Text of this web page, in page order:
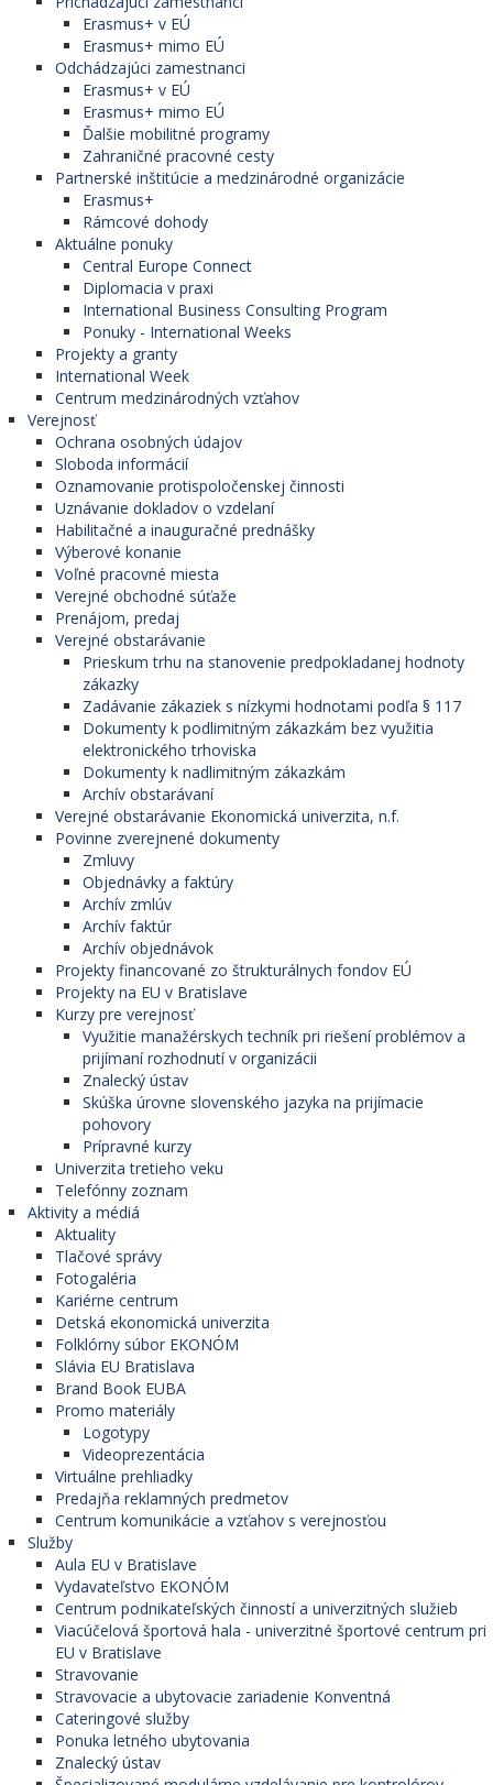
Erasmus+ v EÚ
Erasmus+ mimo EÚ
Odchádzajúci zamestnanci
Erasmus+ v EÚ
Erasmus+ mimo EÚ
Ďalšie mobilitné programy
Zahraničné pracovné cesty
Partnerské inštitúcie a medzinárodné organizácie
Erasmus+
Rámcové dohody
Aktuálne ponuky
Central Europe Connect
Diplomacia v praxi
International Business Consulting Program
Ponuky - International Weeks
Projekty a granty
International Week
Centrum medzinárodných vzťahov
Verejnosť
Ochrana osobných údajov
Sloboda informácií
Oznamovanie protispoločenskej činnosti
Uznávanie dokladov o vzdelaní
Habilitačné a inauguračné prednášky
Výberové konanie
Voľné pracovné miesta
Verejné obchodné súťaže
Prenájom, predaj
Verejné obstarávanie
Prieskum trhu na stanovenie predpokladanej hodnoty
zákazky
Zadávanie zákaziek s nízkymi hodnotami podľa § 117
Dokumenty k podlimitným zákazkám bez využitia
elektronického trhoviska
Dokumenty k nadlimitným zákazkám
Archív obstarávaní
Verejné obstarávanie Ekonomická univerzita, n.f.
Povinne zverejnené dokumenty
Zmluvy
Objednávky a faktúry
Archív zmlúv
Archív faktúr
Archív objednávok
Projekty financované zo štrukturálnych fondov EÚ
Projekty na EU v Bratislave
Kurzy pre verejnosť
Využitie manažérskych techník pri riešení problémov a
prijímaní rozhodnutí v organizácii
Znalecký ústav
Skúška úrovne slovenského jazyka na prijímacie
pohovory
Prípravné kurzy
Univerzita tretieho veku
Telefónny zoznam
Aktivity a médiá
Aktuality
Tlačové správy
Fotogaléria
Kariérne centrum
Detská ekonomická univerzita
Folklórny súbor EKONÓM
Slávia EU Bratislava
Brand Book EUBA
Promo materiály
Logotypy
Videoprezentácia
Virtuálne prehliadky
Predajňa reklamných predmetov
Centrum komunikácie a vzťahov s verejnosťou
Služby
Aula EU v Bratislave
Vydavateľstvo EKONÓM
Centrum podnikateľských činností a univerzitných služieb
Viacúčelová športová hala - univerzitné športové centrum pri
EU v Bratislave
Stravovanie
Stravovacie a ubytovacie zariadenie Konventná
Cateringové služby
Ponuka letného ubytovania
Znalecký ústav